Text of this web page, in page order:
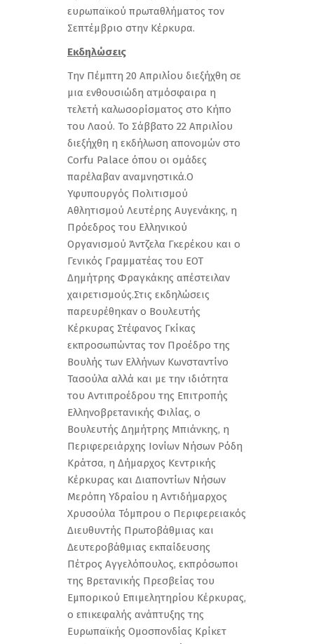
ευρωπαϊκού πρωταθλήματος τον
Σεπτέμβριο στην Κέρκυρα.
Εκδηλώσεις
Την Πέμπτη 20 Απριλίου διεξήχθη σε
μια ενθουσιώδη ατμόσφαιρα η
τελετή καλωσορίσματος στο Κήπο
του Λαού. Το Σάββατο 22 Απριλίου
διεξήχθη η εκδήλωση απονομών στο
Corfu Palace όπου οι ομάδες
παρέλαβαν αναμνηστικά.Ο
Υφυπουργός Πολιτισμού
Αθλητισμού Λευτέρης Αυγενάκης, η
Πρόεδρος του Ελληνικού
Οργανισμού Άντζελα Γκερέκου και ο
Γενικός Γραμματέας του ΕΟΤ
Δημήτρης Φραγκάκης απέστειλαν
χαιρετισμούς.Στις εκδηλώσεις
παρευρέθηκαν ο Βουλευτής
Κέρκυρας Στέφανος Γκίκας
εκπροσωπώντας τον Προέδρο της
Βουλής των Ελλήνων Κωνσταντίνο
Τασούλα αλλά και με την ιδιότητα
του Αντιπροέδρου της Επιτροπής
Ελληνοβρετανικής Φιλίας, ο
Βουλευτής Δημήτρης Μπιάνκης, η
Περιφερειάρχης Ιονίων Νήσων Ρόδη
Κράτσα, η Δήμαρχος Κεντρικής
Κέρκυρας και Διαποντίων Νήσων
Μερόπη Υδραίου η Αντιδήμαρχος
Χρυσούλα Τόμπρου ο Περιφερειακός
Διευθυντής Πρωτοβάθμιας και
Δευτεροβάθμιας εκπαίδευσης
Πέτρος Αγγελόπουλος, εκπρόσωποι
της Βρετανικής Πρεσβείας του
Εμπορικού Επιμελητηρίου Κέρκυρας,
ο επικεφαλής ανάπτυξης της
Ευρωπαϊκής Ομοσπονδίας Κρίκετ